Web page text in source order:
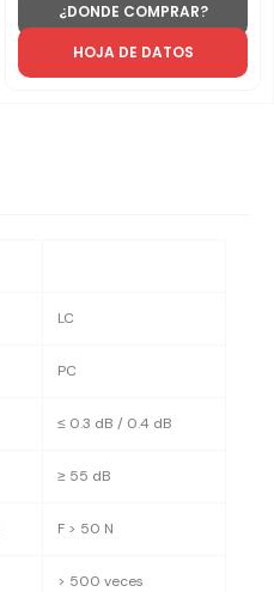
¿DONDE COMPRAR?
HOJA DE DATOS
LC
PC
≤ 0.3 dB / 0.4 dB
≥ 55 dB
F > 50 N
> 500 veces